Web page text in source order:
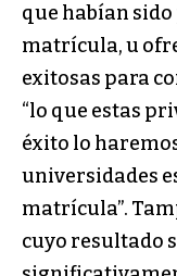
que habían
matrícula, u
exitosas para
“lo que estas
éxito lo
universidades
matrícula”.
cuyo resultado